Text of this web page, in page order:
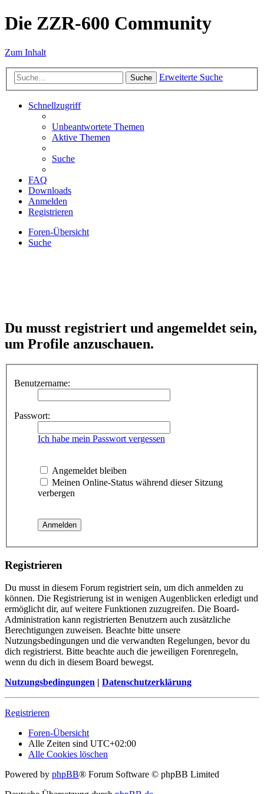
Die ZZR-600 Community
Zum Inhalt
Suche Erweiterte Suche
Schnellzugriff
Unbeantwortete Themen
Aktive Themen
Suche
FAQ
Downloads
Anmelden
Registrieren
Foren-Übersicht
Suche
Du musst registriert und angemeldet sein,
um Profile anzuschauen.
Benutzername:
Passwort:
Ich habe mein Passwort vergessen
Angemeldet bleiben
Meinen Online-Status während dieser Sitzung
verbergen
Registrieren
Du musst in diesem Forum registriert sein, um dich anmelden zu
können. Die Registrierung ist in wenigen Augenblicken erledigt und
ermöglicht dir, auf weitere Funktionen zuzugreifen. Die Board-
Administration kann registrierten Benutzern auch zusätzliche
Berechtigungen zuweisen. Beachte bitte unsere
Nutzungsbedingungen und die verwandten Regelungen, bevor du
dich registrierst. Bitte beachte auch die jeweiligen Forenregeln,
wenn du dich in diesem Board bewegst.
Nutzungsbedingungen | Datenschutzerklärung
Registrieren
Foren-Übersicht
Alle Zeiten sind UTC+02:00
Alle Cookies löschen
Powered by phpBB® Forum Software © phpBB Limited